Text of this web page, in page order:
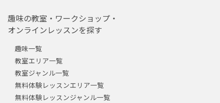
趣味の教室・ワークショップ・
オンラインレッスンを探す
趣味一覧
教室エリア一覧
教室ジャンル一覧
無料体験レッスンエリア一覧
無料体験レッスンジャンル一覧